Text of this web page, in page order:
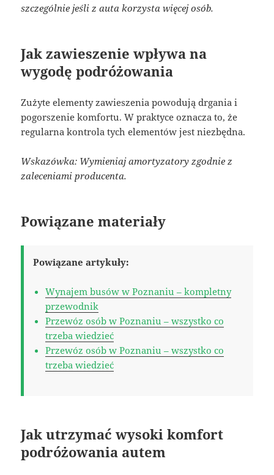
szczególnie jeśli z auta korzysta więcej osób.
Jak zawieszenie wpływa na
wygodę podróżowania
Zużyte elementy zawieszenia powodują drgania i
pogorszenie komfortu. W praktyce oznacza to, że
regularna kontrola tych elementów jest niezbędna.
Wskazówka: Wymieniaj amortyzatory zgodnie z
zaleceniami producenta.
Powiązane materiały
Powiązane artykuły:
Wynajem busów w Poznaniu – kompletny
przewodnik
Przewóz osób w Poznaniu – wszystko co
trzeba wiedzieć
Przewóz osób w Poznaniu – wszystko co
trzeba wiedzieć
Jak utrzymać wysoki komfort
podróżowania autem